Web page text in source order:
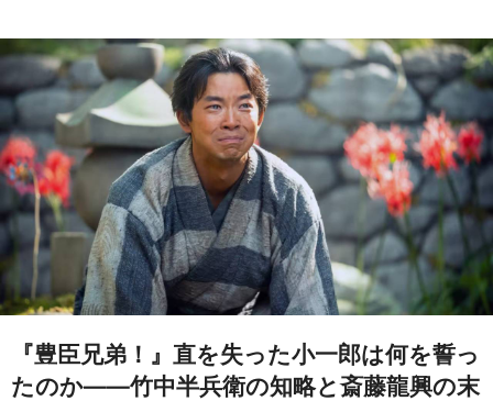
『豊臣兄弟！』直を失った小一郎は何を誓っ
たのか――竹中半兵衛の知略と斎藤龍興の末